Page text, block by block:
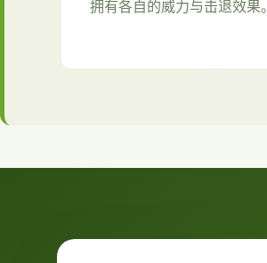
拥有各自的威力与击退效果。